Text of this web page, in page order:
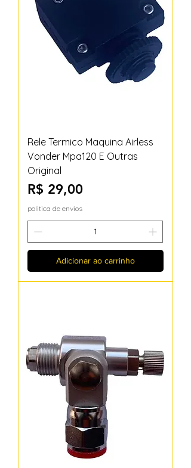
Rele Termico Maquina Airless
Vonder Mpa120 E Outras
Original
Preço
R$ 29,00
politica de envios
Adicionar ao carrinho